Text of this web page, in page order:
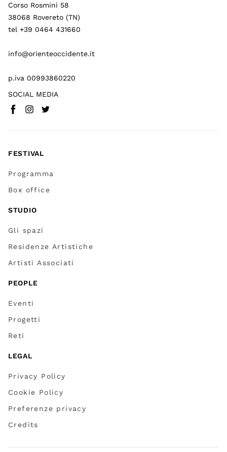
Corso Rosmini 58
38068 Rovereto (TN)
tel +39 0464 431660
info@orienteoccidente.it
p.iva 00993860220
SOCIAL MEDIA
Facebook(
Instagram
Twitter
FESTIVAL
Programma
Box office
STUDIO
Gli spazi
Residenze Artistiche
Artisti Associati
PEOPLE
Eventi
Progetti
Reti
LEGAL
Privacy Policy
Cookie Policy
Preferenze privacy
Credits